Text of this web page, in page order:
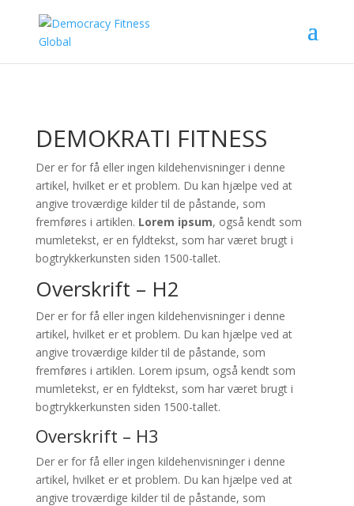
DEMOKRATI FITNESS
Der er for få eller ingen kildehenvisninger i denne
artikel, hvilket er et problem. Du kan hjælpe ved at
angive troværdige kilder til de påstande, som
fremføres i artiklen. Lorem ipsum, også kendt som
mumletekst, er en fyldtekst, som har været brugt i
bogtrykkerkunsten siden 1500-tallet.
Overskrift – H2
Der er for få eller ingen kildehenvisninger i denne
artikel, hvilket er et problem. Du kan hjælpe ved at
angive troværdige kilder til de påstande, som
fremføres i artiklen. Lorem ipsum, også kendt som
mumletekst, er en fyldtekst, som har været brugt i
bogtrykkerkunsten siden 1500-tallet.
Overskrift – H3
Der er for få eller ingen kildehenvisninger i denne
artikel, hvilket er et problem. Du kan hjælpe ved at
angive troværdige kilder til de påstande, som